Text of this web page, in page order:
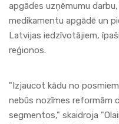
apgādes uzņēmumu
medikamentu apgādē un
Latvijas iedzīvotājiem,
reģionos.
"Izjaucot kādu no
nebūs nozīmes reformām
segmentos," skaidroja